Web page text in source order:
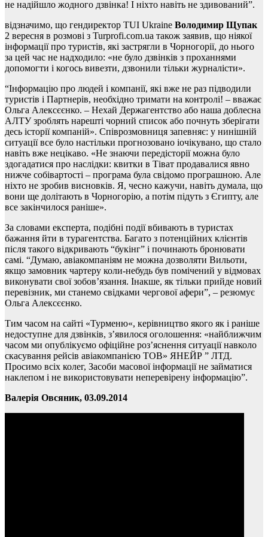
не надійшло жодного дзвінка! І ніхто навіть не здивований”.
відзначимо, що гендиректор TUI Ukraine Володимир Щупак
2 вересня в розмові з Turprofi.com.ua також заявив, що ніякої
інформації про туристів, які застрягли в Чорногорії, до нього
за цей час не надходило: «не було дзвінків з проханнями
допомогти і когось вивезти, дзвонили тільки журналісти».
“Інформацію про людей і компанії, які вже не раз підводили
туристів і Партнерів, необхідно тримати на контролі! – вважає
Ольга Алексєєнко. – Нехай Держагентство або наша доблесна
АЛТУ зроблять нарешті чорний список або почнуть зберігати
десь історії компаній». Співрозмовниця запевняє: у нинішній
ситуації все було настільки прогнозовано іочікувано, що стало
навіть вже нецікаво. «Не знаючи передісторії можна було
здогадатися про наслідки: квитки в Тіват продавалися явно
нижче собівартості – програма була свідомо програшною. Але
ніхто не зробив висновків. Я, чесно кажучи, навіть думала, що
вони ще долітають в Чорногорію, а потім підуть з Єгипту, але
все закінчилося раніше».
За словами експерта, подібні події вбивають в туристах
бажання йти в турагентства. Багато з потенційних клієнтів
після такого відкривають “букінг” і починають бронювати
самі. “Думаю, авіакомпаніям не можна дозволяти Вильоти,
якщо замовник чартеру коли-небудь був помічений у відмовах
виконувати свої зобов’язання. Інакше, як тільки прийде новий
перевізник, ми станемо свідками чергової афери”, – резюмує
Ольга Алексєєнко.
Тим часом на сайті «Турменю«, керівництво якого як і раніше
недоступне для дзвінків, з’явилося оголошення: «найближчим
часом ми опублікуємо офіційне роз’яснення ситуації навколо
скасування рейсів авіакомпанією ТОВ» ЯНЕЙР ” ЛТД.
Просимо всіх колег, Засоби масової інформації не займатися
наклепом і не використовувати неперевірену інформацію”.
Валерія Овсяник, 03.09.2014